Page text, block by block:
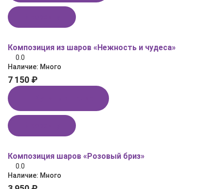
Композиция из шаров «Нежность и чудеса»
0.0
Наличие: Много
7 150 ₽
Композиция шаров «Розовый бриз»
0.0
Наличие: Много